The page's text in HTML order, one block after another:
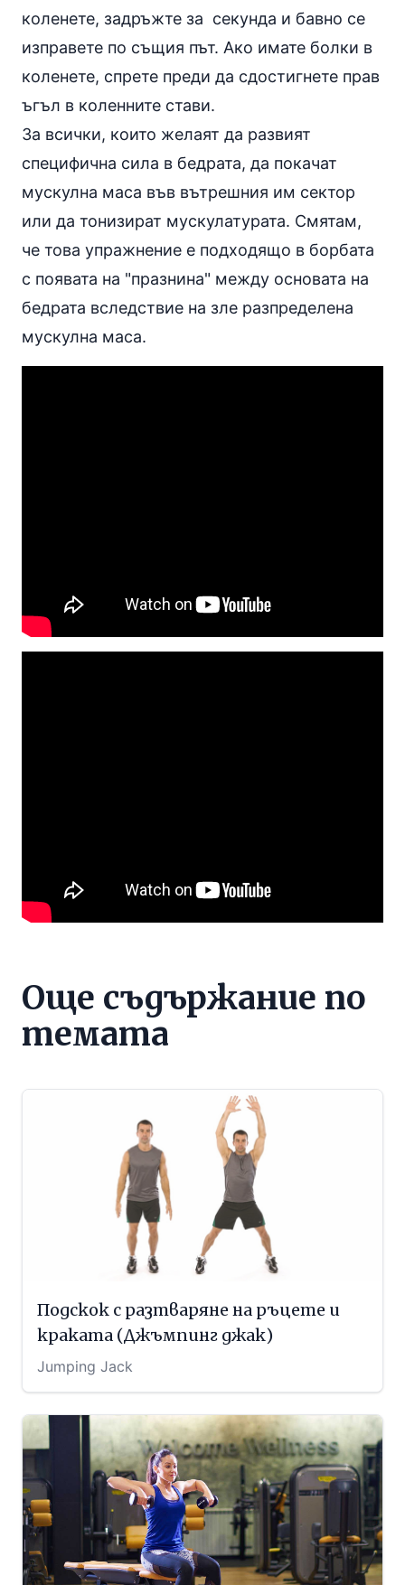
коленете, задръжте за секунда и бавно се
изправете по същия път. Ако имате болки в
коленете, спрете преди да сдостигнете прав
ъгъл в коленните стави.
За всички, които желаят да развият
специфична сила в бедрата, да покачат
мускулна маса във вътрешния им сектор
или да тонизират мускулатурата. Смятам,
че това упражнение е подходящо в борбата
с появата на "празнина" между основата на
бедрата вследствие на зле разпределена
мускулна маса.
Още съдържание по
темата
Подскок с разтваряне на ръцете и
краката (Джъмпинг джак)
Jumping Jack